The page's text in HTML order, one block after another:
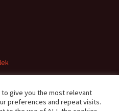
give you the most relevant
preferences and repeat visits.